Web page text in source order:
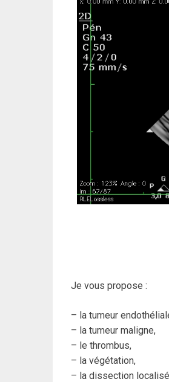
Je vous propose :
– la tumeur
– la tumeur maligne,
– le thrombus,
– la végétation,
– la dissection